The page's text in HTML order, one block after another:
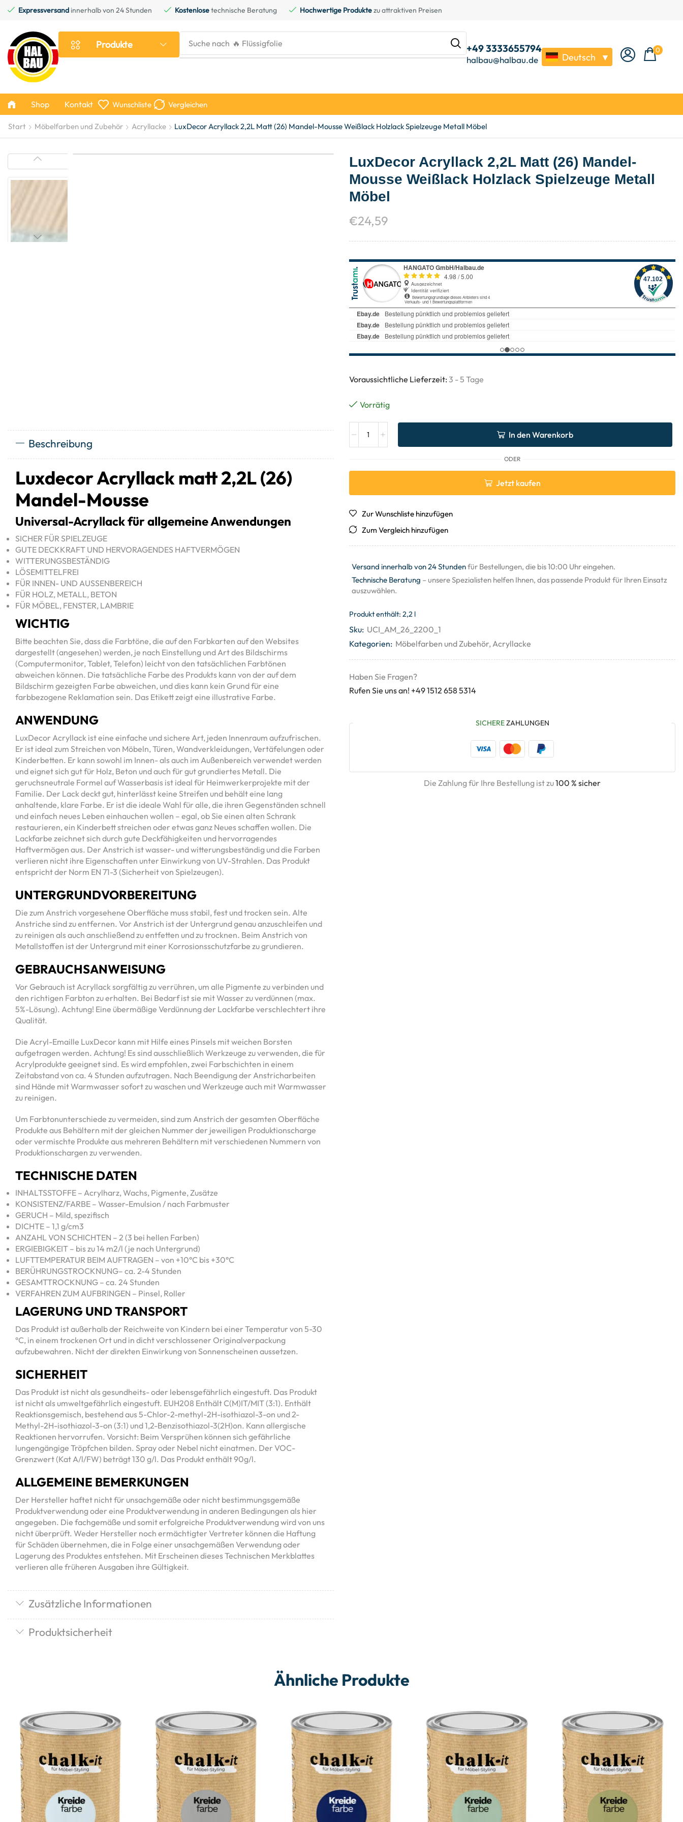
Expressversand innerhalb von 24 Stunden Kostenlosetechnische Beratung Hochwertige Produktezu attraktiven Preisen
Produkte Suche nach 🔥 Kreidefarbe +49 3333655794
halbau@halbau.de Deutsch ▼
0
Shop Kontakt Wunschliste Vergleichen
Start Möbelfarben und Zubehör Acryllacke LuxDecor Acryllack 2,2L Matt (26) Mandel-Mousse Weißlack Holzlack Spielzeuge Metall Möbel
Beschreibung
Luxdecor Acryllack matt 2,2L (26)
Mandel-Mousse
Universal-Acryllack für allgemeine Anwendungen
SICHER FÜR SPIELZEUGE
GUTE DECKKRAFT UND HERVORAGENDES HAFTVERMÖGEN
WITTERUNGSBESTÄNDIG
LÖSEMITTELFREI
FÜR INNEN- UND AUSSENBEREICH
FÜR HOLZ, METALL, BETON
FÜR MÖBEL, FENSTER, LAMBRIE
WICHTIG
Bitte beachten Sie, dass die Farbtöne, die auf den Farbkarten auf den Websites
dargestellt (angesehen) werden, je nach Einstellung und Art des Bildschirms
(Computermonitor, Tablet, Telefon) leicht von den tatsächlichen Farbtönen
abweichen können. Die tatsächliche Farbe des Produkts kann von der auf dem
Bildschirm gezeigten Farbe abweichen, und dies kann kein Grund für eine
farbbezogene Reklamation sein. Das Etikett zeigt eine illustrative Farbe.
ANWENDUNG
LuxDecor Acryllack ist eine einfache und sichere Art, jeden Innenraum aufzufrischen.
Er ist ideal zum Streichen von Möbeln, Türen, Wandverkleidungen, Vertäfelungen oder
Kinderbetten. Er kann sowohl im Innen- als auch im Außenbereich verwendet werden
und eignet sich gut für Holz, Beton und auch für gut grundiertes Metall. Die
geruchsneutrale Formel auf Wasserbasis ist ideal für Heimwerkerprojekte mit der
Familie. Der Lack deckt gut, hinterlässt keine Streifen und behält eine lang
anhaltende, klare Farbe. Er ist die ideale Wahl für alle, die ihren Gegenständen schnell
und einfach neues Leben einhauchen wollen – egal, ob Sie einen alten Schrank
restaurieren, ein Kinderbett streichen oder etwas ganz Neues schaffen wollen. Die
Lackfarbe zeichnet sich durch gute Deckfähigkeiten und hervorragendes
Haftvermögen aus. Der Anstrich ist wasser- und witterungsbeständig und die Farben
verlieren nicht ihre Eigenschaften unter Einwirkung von UV-Strahlen. Das Produkt
entspricht der Norm EN 71-3 (Sicherheit von Spielzeugen).
UNTERGRUNDVORBEREITUNG
Die zum Anstrich vorgesehene Oberfläche muss stabil, fest und trocken sein. Alte
Anstriche sind zu entfernen. Vor Anstrich ist der Untergrund genau anzuschleifen und
zu reinigen als auch anschließend zu entfetten und zu trocknen. Beim Anstrich von
Metallstoffen ist der Untergrund mit einer Korrosionsschutzfarbe zu grundieren.
GEBRAUCHSANWEISUNG
Vor Gebrauch ist Acryllack sorgfältig zu verrühren, um alle Pigmente zu verbinden und
den richtigen Farbton zu erhalten. Bei Bedarf ist sie mit Wasser zu verdünnen (max.
5%-Lösung). Achtung! Eine übermäßige Verdünnung der Lackfarbe verschlechtert ihre
Qualität.
Die Acryl-Emaille LuxDecor kann mit Hilfe eines Pinsels mit weichen Borsten
aufgetragen werden. Achtung! Es sind ausschließlich Werkzeuge zu verwenden, die für
Acrylprodukte geeignet sind. Es wird empfohlen, zwei Farbschichten in einem
Zeitabstand von ca. 4 Stunden aufzutragen. Nach Beendigung der Anstricharbeiten
sind Hände mit Warmwasser sofort zu waschen und Werkzeuge auch mit Warmwasser
zu reinigen.
Um Farbtonunterschiede zu vermeiden, sind zum Anstrich der gesamten Oberfläche
Produkte aus Behältern mit der gleichen Nummer der jeweiligen Produktionscharge
oder vermischte Produkte aus mehreren Behältern mit verschiedenen Nummern von
Produktionschargen zu verwenden.
TECHNISCHE DATEN
INHALTSSTOFFE – Acrylharz, Wachs, Pigmente, Zusätze
KONSISTENZ/FARBE – Wasser-Emulsion / nach Farbmuster
GERUCH – Mild, spezifisch
DICHTE – 1,1 g/cm3
ANZAHL VON SCHICHTEN – 2 (3 bei hellen Farben)
ERGIEBIGKEIT – bis zu 14 m2/l (je nach Untergrund)
LUFTTEMPERATUR BEIM AUFTRAGEN – von +10°C bis +30°C
BERÜHRUNGSTROCKNUNG– ca. 2-4 Stunden
GESAMTTROCKNUNG – ca. 24 Stunden
VERFAHREN ZUM AUFBRINGEN – Pinsel, Roller
LAGERUNG UND TRANSPORT
Das Produkt ist außerhalb der Reichweite von Kindern bei einer Temperatur von 5-30
°C, in einem trockenen Ort und in dicht verschlossener Originalverpackung
aufzubewahren. Nicht der direkten Einwirkung von Sonnenscheinen aussetzen.
SICHERHEIT
Das Produkt ist nicht als gesundheits- oder lebensgefährlich eingestuft. Das Produkt
ist nicht als umweltgefährlich eingestuft. EUH208 Enthält C(M)IT/MIT (3:1). Enthält
Reaktionsgemisch, bestehend aus 5-Chlor-2-methyl-2H-isothiazol-3-on und 2-
Methyl-2H-isothiazol-3-on (3:1) und 1,2-Benzisothiazol-3(2H)on. Kann allergische
Reaktionen hervorrufen. Vorsicht: Beim Versprühen können sich gefährliche
lungengängige Tröpfchen bilden. Spray oder Nebel nicht einatmen. Der VOC-
Grenzwert (Kat A/l/FW) beträgt 130 g/l. Das Produkt enthält 90g/l.
ALLGEMEINE BEMERKUNGEN
Der Hersteller haftet nicht für unsachgemäße oder nicht bestimmungsgemäße
Produktverwendung oder eine Produktverwendung in anderen Bedingungen als hier
angegeben. Die fachgemäße und somit erfolgreiche Produktverwendung wird von uns
nicht überprüft. Weder Hersteller noch ermächtigter Vertreter können die Haftung
für Schäden übernehmen, die in Folge einer unsachgemäßen Verwendung oder
Lagerung des Produktes entstehen. Mit Erscheinen dieses Technischen Merkblattes
verlieren alle früheren Ausgaben ihre Gültigkeit.
Zusätzliche Informationen
Produktsicherheit
LuxDecor Acryllack 2,2L Matt (26) Mandel-
Mousse Weißlack Holzlack Spielzeuge Metall
Möbel
€24,59
Voraussichtliche Lieferzeit: 3 - 5 Tage
Vorrätig
In den Warenkorb
ODER
Jetzt kaufen
Zur Wunschliste hinzufügen
Zum Vergleich hinzufügen
Versand innerhalb von 24 Stundenfür Bestellungen, die bis 10:00 Uhr eingehen.
Technische Beratung – unsere Spezialisten helfen Ihnen, das passende Produkt für Ihren Einsatz
auszuwählen.
Produkt enthält: 2,2 l
Sku: UCI_AM_26_2200_1
Kategorien: Möbelfarben und Zubehör,Acryllacke
Haben Sie Fragen?
Rufen Sie uns an! +49 1512 658 5314
SICHEREZAHLUNGEN
Die Zahlung für Ihre Bestellung ist zu100 % sicher
Ähnliche Produkte